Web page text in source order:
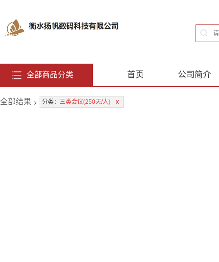
首页 公司简介
全部商品分类
全部结果 > 分类： 三类会议(250天/人) x